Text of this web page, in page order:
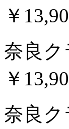
￥
奈良
￥
奈良